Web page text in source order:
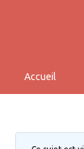
Accueil